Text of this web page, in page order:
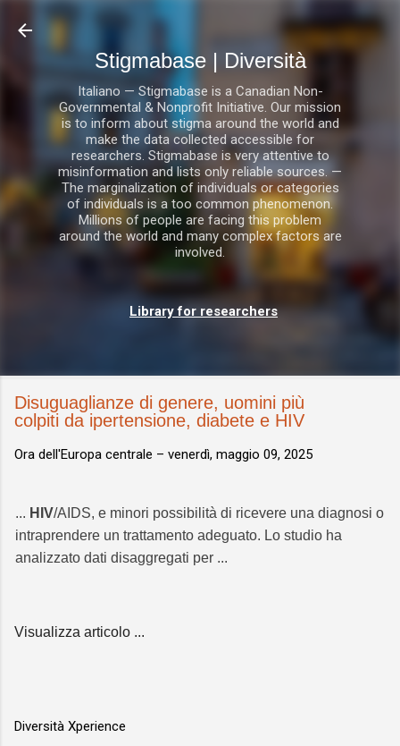
Passa ai contenuti principali
Stigmabase | Diversità
Italiano — Stigmabase is a Canadian Non-
Governmental & Nonprofit Initiative. Our mission
is to inform about stigma around the world and
make the data collected accessible for
researchers. Stigmabase is very attentive to
misinformation and lists only reliable sources. —
The marginalization of individuals or categories
of individuals is a too common phenomenon.
Millions of people are facing this problem
around the world and many complex factors are
involved.
Library for researchers
Disuguaglianze di genere, uomini più
colpiti da ipertensione, diabete e HIV
Ora dell'Europa centrale – venerdì, maggio 09, 2025
... HIV/AIDS, e minori possibilità di ricevere una diagnosi o
intraprendere un trattamento adeguato. Lo studio ha
analizzato dati disaggregati per ...
Visualizza articolo ...
Diversità Xperience